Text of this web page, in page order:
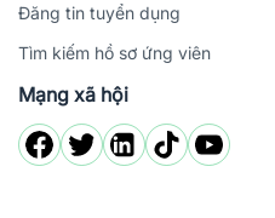
Đăng tin tuyển dụng
Tìm kiếm hồ sơ ứng viên
Mạng xã hội